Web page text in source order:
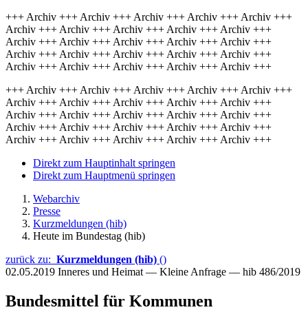
+++ Archiv +++ Archiv +++ Archiv +++ Archiv +++ Archiv +++
Archiv +++ Archiv +++ Archiv +++ Archiv +++ Archiv +++
Archiv +++ Archiv +++ Archiv +++ Archiv +++ Archiv +++
Archiv +++ Archiv +++ Archiv +++ Archiv +++ Archiv +++
Archiv +++ Archiv +++ Archiv +++ Archiv +++ Archiv +++
+++ Archiv +++ Archiv +++ Archiv +++ Archiv +++ Archiv +++
Archiv +++ Archiv +++ Archiv +++ Archiv +++ Archiv +++
Archiv +++ Archiv +++ Archiv +++ Archiv +++ Archiv +++
Archiv +++ Archiv +++ Archiv +++ Archiv +++ Archiv +++
Archiv +++ Archiv +++ Archiv +++ Archiv +++ Archiv +++
Direkt zum Hauptinhalt springen
Direkt zum Hauptmenü springen
Webarchiv
Presse
Kurzmeldungen (hib)
Heute im Bundestag (hib)
zurück zu: Kurzmeldungen (hib) ()
02.05.2019 Inneres und Heimat — Kleine Anfrage — hib 486/2019
Bundesmittel für Kommunen